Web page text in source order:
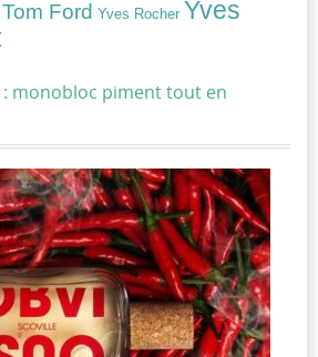
Tom Ford Yves Rocher Yves
: monobloc piment tout en